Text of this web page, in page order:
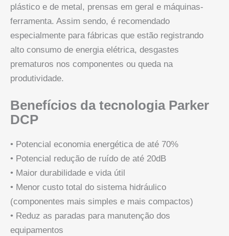
plástico e de metal, prensas em geral e máquinas-
ferramenta. Assim sendo, é recomendado
especialmente para fábricas que estão registrando
alto consumo de energia elétrica, desgastes
prematuros nos componentes ou queda na
produtividade.
Benefícios da tecnologia Parker
DCP
• Potencial economia energética de até 70%
• Potencial redução de ruído de até 20dB
• Maior durabilidade e vida útil
• Menor custo total do sistema hidráulico
(componentes mais simples e mais compactos)
• Reduz as paradas para manutenção dos
equipamentos